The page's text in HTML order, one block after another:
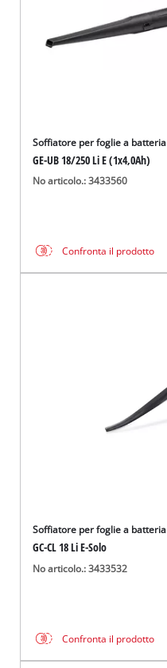
Soffiatore per foglie a batteria
GE-UB 18/250 Li E (1x4,0Ah)
No articolo.: 3433560
Confronta il prodotto
Soffiatore per foglie a batteria
GC-CL 18 Li E-Solo
No articolo.: 3433532
Confronta il prodotto